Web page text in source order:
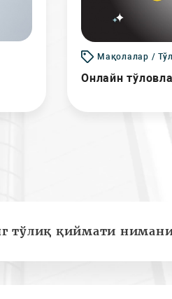
Мақолалар /
Онлайн
тўлиқ қиймати нимани